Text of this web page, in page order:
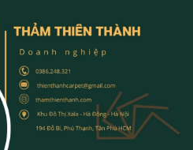
Trải Sàn Cầu Thang Màu
Nội Thất